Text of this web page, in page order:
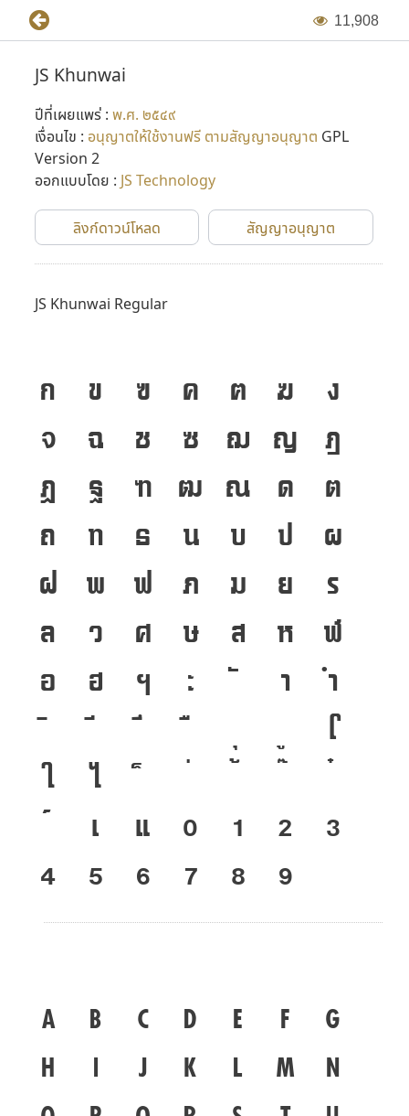
11,908
ในเวอร์ชั่นแรกๆ ฟอนต์เหล่านี้ถูกสร้างขึ้นในแบบ Bitmap ฟอนต์
แล้วจึงพัฒนาขึ้นเป็น Vector Font ในภายหลัง (Adobe Type 1
และ TrueType ในเวลาต่อมา) โดยเริ่มขึ้นในปี พ.ศ. ๒๕๓๖ ต่อมา
มีการปรับปรุงฟอนต์ใหม่อีกครั้งในปี พ.ศ. ๒๕๔๔ โดย P-
หลังจากที่ไมโครซอฟต์เริ่มทำภาษาไทยใน Windows ใช้เอง
บริษัท 315 จำกัด ก็ปิดตัวลง และคุณแสวงเสียชีวิตไป จึงได้อุทิศ
หลายรอบหลายเวอร์ชั่น กลายเป็นจุดเริ่มต้นเล็กๆ ของการ
ที่มาข้อมูล : กำเนิดฟอนต์ตระกูล JS และการกลับมาอีกครั้งในรูป
๒๕๔๖)
JS Khunwai
ปีที่เผยแพร่ : พ.ศ. ๒๕๔๙
เงื่อนไข : อนุญาตให้ใช้งานฟรี ตามสัญญาอนุญาต GPL
Version 2
ออกแบบโดย : JS Technology
ลิงก์ดาวน์โหลด สัญญาอนุญาต
JS Khunwai Regular
ก ข ฃ ค ฅ ฆ ง
จ ฉ ช ซ ฌ ญ ฎ
ฏ ฐ ฑ ฒ ณ ด ต
ถ ท ธ น บ ป ผ
ฝ พ ฟ ภ ม ย ร
ล ว ศ ษ ส ห ฬ
อ ฮ ฯ า ำ
โ
ใ ไ
เ แ ๐ ๑ ๒ ๓
๔ ๕ ๖ ๗ ๘ ๙
A B C D E F G
H I J K L M N
O P Q R S T U